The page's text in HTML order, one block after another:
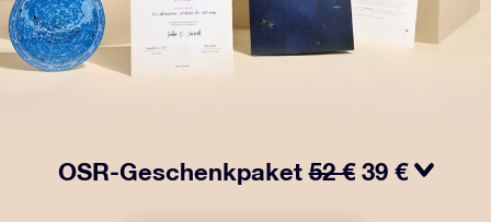
OSR-Geschenkpaket52 € 39 €